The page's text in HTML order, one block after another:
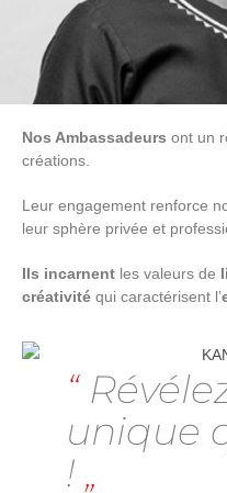
Nos Ambassadeurs ont un
créations.
Leur engagement renforce
leur sphère privée et
Ils incarnent les valeurs de
créativité qui caractérisent l’
“
unique
! „